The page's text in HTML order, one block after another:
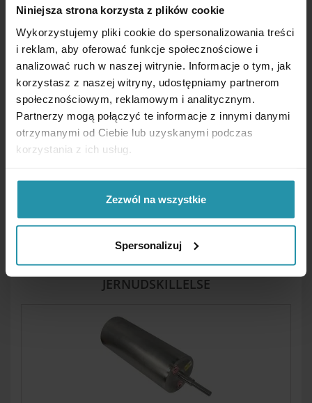
Niniejsza strona korzysta z plików cookie
Wykorzystujemy pliki cookie do spersonalizowania treści
i reklam, aby oferować funkcje społecznościowe i
analizować ruch w naszej witrynie. Informacje o tym, jak
korzystasz z naszej witryny, udostępniamy partnerom
społecznościowym, reklamowym i analitycznym.
Partnerzy mogą połączyć te informacje z innymi danymi
otrzymanymi od Ciebie lub uzyskanymi podczas
korzystania z ich usług.
Zezwól na wszystkie
Spersonalizuj
RENDE- OG PUKKELMAGNETISKE
SEPARATORER
SUSPENDEREDE MAGNETER TIL
JERNUDSKILLELSE